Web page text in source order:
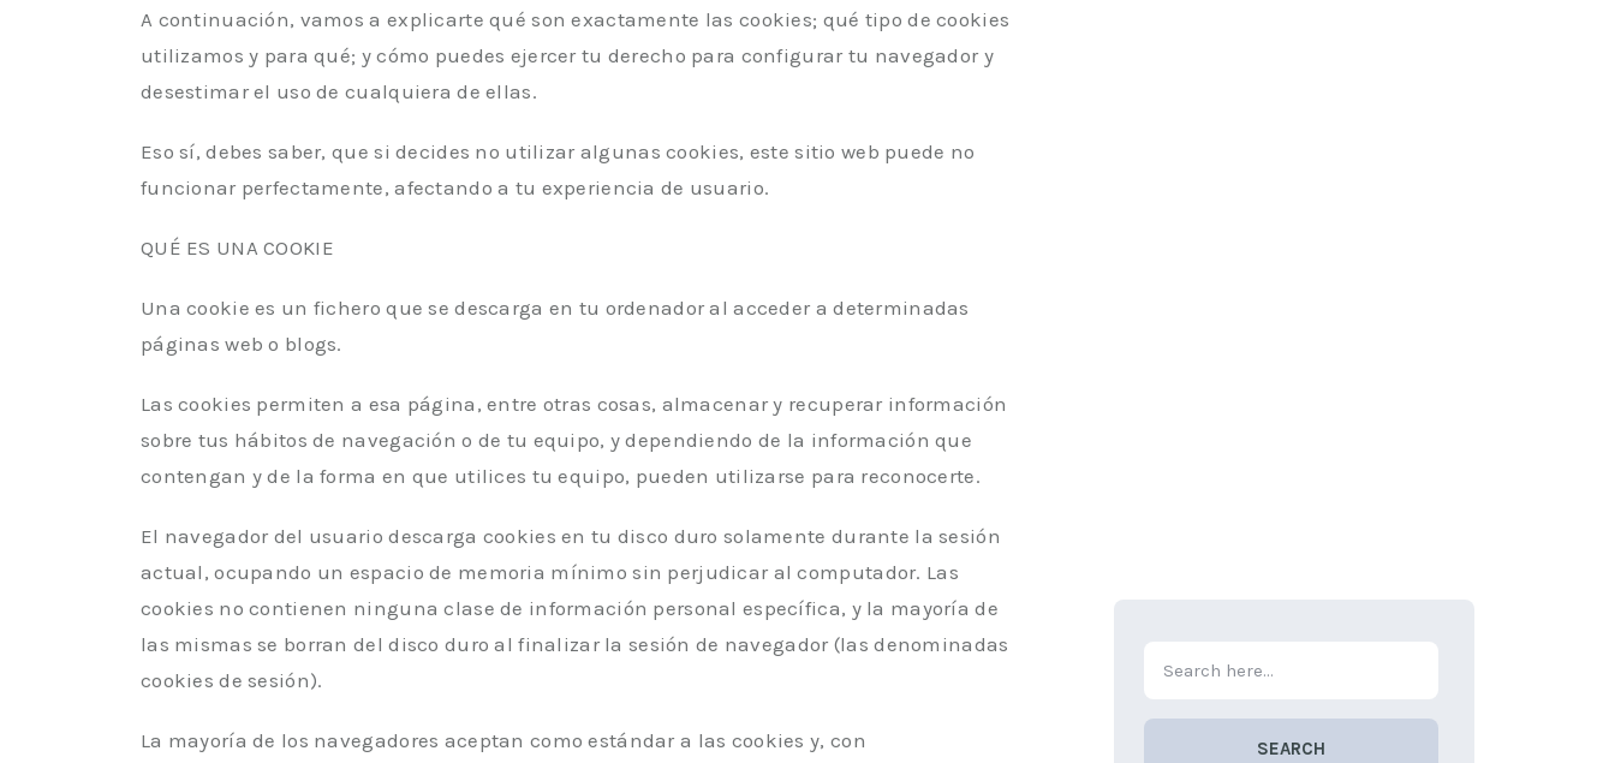
A continuación, vamos a explicarte qué son exactamente las cookies; qué tipo de cookies
utilizamos y para qué; y cómo puedes ejercer tu derecho para configurar tu navegador y
desestimar el uso de cualquiera de ellas.
Eso sí, debes saber, que si decides no utilizar algunas cookies, este sitio web puede no
funcionar perfectamente, afectando a tu experiencia de usuario.
QUÉ ES UNA COOKIE
Una cookie es un fichero que se descarga en tu ordenador al acceder a determinadas
páginas web o blogs.
Las cookies permiten a esa página, entre otras cosas, almacenar y recuperar información
sobre tus hábitos de navegación o de tu equipo, y dependiendo de la información que
contengan y de la forma en que utilices tu equipo, pueden utilizarse para reconocerte.
El navegador del usuario descarga cookies en tu disco duro solamente durante la sesión
actual, ocupando un espacio de memoria mínimo sin perjudicar al computador. Las
cookies no contienen ninguna clase de información personal específica, y la mayoría de
las mismas se borran del disco duro al finalizar la sesión de navegador (las denominadas
cookies de sesión).
La mayoría de los navegadores aceptan como estándar a las cookies y, con
SEARCH